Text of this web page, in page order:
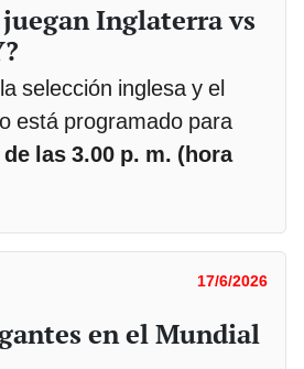
Inglaterra vs
selección inglesa y el
está programado para
las 3.00 p. m. (hora
17/6/2026
en el Mundial